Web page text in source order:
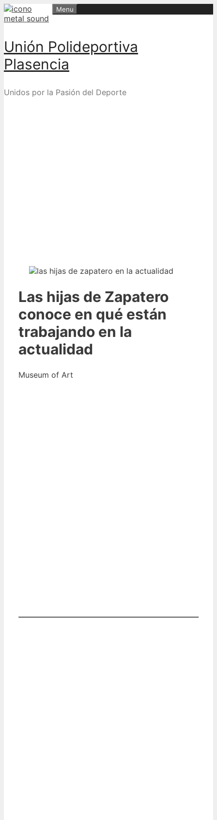
Skip
to
Unión Polideportiva
Plasencia
Unidos por la Pasión del Deporte
Menu
Las hijas de Zapatero
conoce en qué están
trabajando en la
actualidad
Museum of Art